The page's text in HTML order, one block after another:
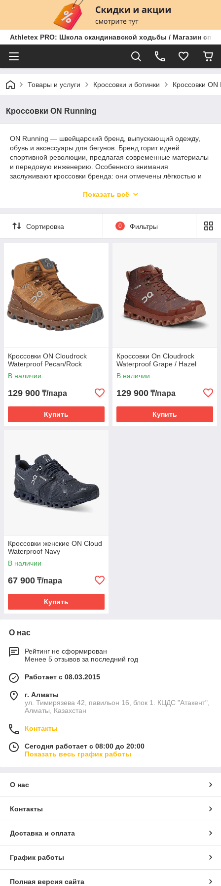
Athletex PRO: Школа скандинавской ходьбы / Магазин
Товары и услуги Кроссовки и ботинки Кроссовки ON
Кроссовки ON Running
ON Running — швейцарский бренд, выпускающий одежду,
обувь и аксессуары для бегунов. Бренд горит идеей
спортивной революции, предлагая современные материалы
и передовую инженерию. Особенного внимания
заслуживают кроссовки бренда: они отмечены лёгкостью и
амортизационных свойств.Показать всё
Сортировка 0 Фильтры
Кроссовки ON Cloudrock
Waterproof Pecan/Rock
В наличии
129 900 ₸/пара
Купить
Кроссовки On Cloudrock
Waterproof Grape / Hazel
В наличии
129 900 ₸/пара
Купить
Кроссовки женские ON Cloud
Waterproof Navy
В наличии
67 900 ₸/пара
Купить
О нас
Рейтинг не сформирован
Менее 5 отзывов за последний год
Работает с 08.03.2015
г. Алматы
ул. Тимирязева 42, павильон 16, блок 1. КЦДС "Атакент",
Алматы, Казахстан
Контакты
Сегодня работает с 08:00 до 20:00
Показать весь график работы
О нас
Контакты
Доставка и оплата
График работы
Полная версия сайта